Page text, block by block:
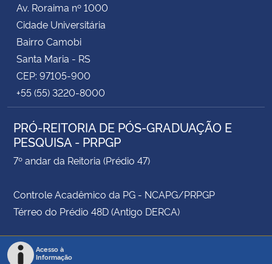
Av. Roraima nº 1000
Cidade Universitária
Bairro Camobi
Santa Maria - RS
CEP: 97105-900
+55 (55) 3220-8000
PRÓ-REITORIA DE PÓS-GRADUAÇÃO E
PESQUISA - PRPGP
7º andar da Reitoria (Prédio 47)
Controle Acadêmico da PG - NCAPG/PRPGP
Térreo do Prédio 48D (Antigo DERCA)
Acesso à
Informação